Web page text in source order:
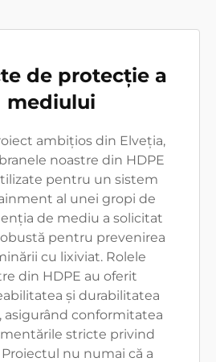
de protecție a
mediului
ambițios din Elveția,
noastre din HDPE
pentru un sistem
al unei gropi de
de mediu a solicitat
pentru prevenirea
cu lixiviat. Rolele
din HDPE au oferit
și durabilitatea
asigurând conformitatea
stricte privind
nu numai că a